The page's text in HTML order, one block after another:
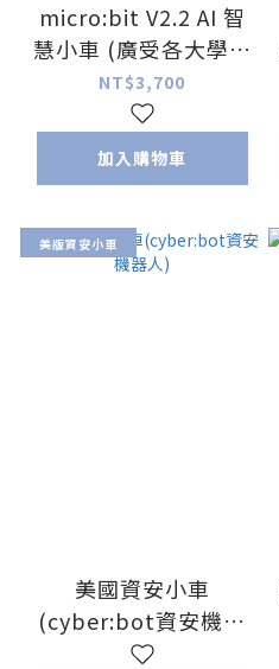
micro:bit V2.2 AI 智
慧小車 (廣受各大學校
好評)
NT$3,700
加入購物車
美版資安小車
美國資安小車
(cyber:bot資安機器
人)